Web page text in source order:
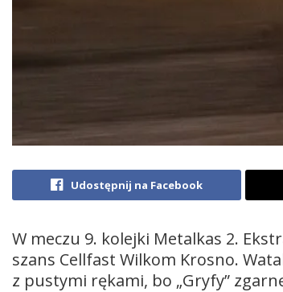
Udostępnij na Facebook
W meczu 9. kolejki Metalkas 2.
szans Cellfast Wilkom Krosno.
z pustymi rękami, bo „Gryfy”